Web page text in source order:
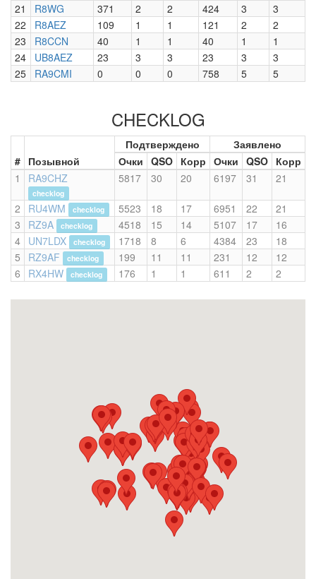
21
R8WG 371 2 2 424 3
3
22
R8AEZ 109 1 1 121 2
2
23
R8CCN 40 1 1 40 1
1
24
UB8AEZ 23 3 3 23 3
3
25
RA9CMI 0 0 0 758 5 5
CHECKLOG
# Позывной
Подтверждено
Заявлено
Очки QSO Корр Очки QSO Корр
1
RA9CHZ
checklog
5817 30 20 6197 31 21
2 RU4WM checklog 5523 18 17 6951 22
21
3
RZ9A checklog 4518 15 14 5107 17
16
4 UN7LDX checklog 1718 8 6 4384 23
18
5
RZ9AF checklog 199 11 11 231 12
12
6
RX4HW checklog 176 1 1 611 2 2